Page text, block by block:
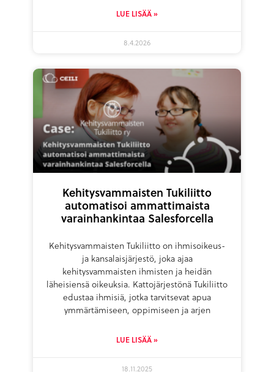
LUE LISÄÄ »
8.4.2026
Kehitysvammaisten Tukiliitto
automatisoi ammattimaista
varainhankintaa Salesforcella
Kehitysvammaisten Tukiliitto on ihmisoikeus-
ja kansalaisjärjestö, joka ajaa
kehitysvammaisten ihmisten ja heidän
läheisiensä oikeuksia. Kattojärjestönä Tukiliitto
edustaa ihmisiä, jotka tarvitsevat apua
ymmärtämiseen, oppimiseen ja arjen
LUE LISÄÄ »
18.11.2025